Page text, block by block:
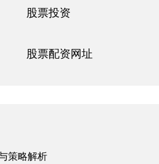
股票投资
股票配资网址
策略解析